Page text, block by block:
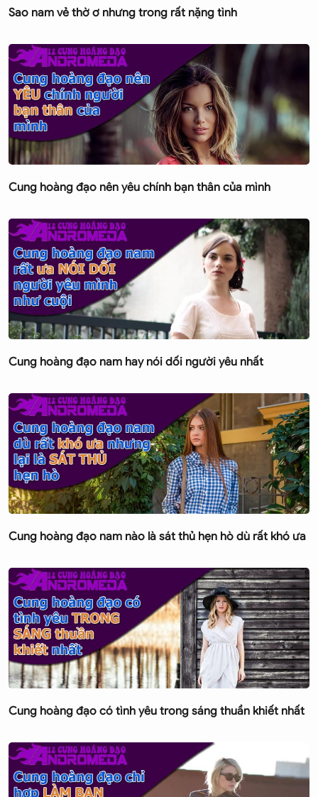
Sao nam vẻ thờ ơ nhưng trong rất nặng tình
Cung hoàng đạo nên yêu chính bạn thân của mình
Cung hoàng đạo nam hay nói dối người yêu nhất
Cung hoàng đạo nam nào là sát thủ hẹn hò dù rất khó ưa
Cung hoàng đạo có tình yêu trong sáng thuần khiết nhất